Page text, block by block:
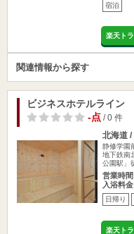
宿泊
楽天ト
関連情報から探す
ビジネスホテルライン
-点/ 0 件
北海道
静修学園
地下鉄南
公園駅」
営業時
入浴料
日帰り
楽天ト